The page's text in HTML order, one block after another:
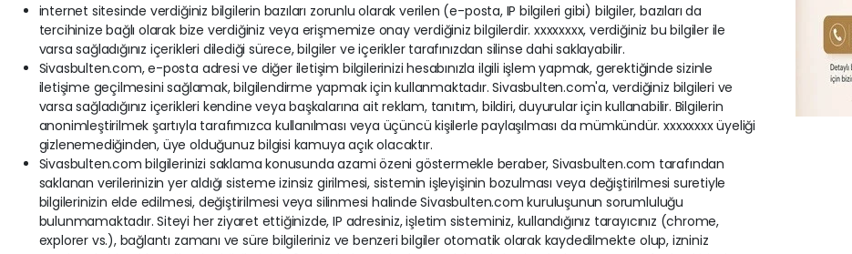
internet sitesinde verdiğiniz bilgilerin bazıları zorunlu olarak verilen (e-posta, IP bilgileri gibi) bilgiler, bazıları da
tercihinize bağlı olarak bize verdiğiniz veya erişmemize onay verdiğiniz bilgilerdir. xxxxxxxx, verdiğiniz bu bilgiler ile
varsa sağladığınız içerikleri dilediği sürece, bilgiler ve içerikler tarafınızdan silinse dahi saklayabilir.
Sivasbulten.com, e-posta adresi ve diğer iletişim bilgilerinizi hesabınızla ilgili işlem yapmak, gerektiğinde sizinle
iletişime geçilmesini sağlamak, bilgilendirme yapmak için kullanmaktadır. Sivasbulten.com'a, verdiğiniz bilgileri ve
varsa sağladığınız içerikleri kendine veya başkalarına ait reklam, tanıtım, bildiri, duyurular için kullanabilir. Bilgilerin
anonimleştirilmek şartıyla tarafımızca kullanılması veya üçüncü kişilerle paylaşılması da mümkündür. xxxxxxxx üyeliği
gizlenemediğinden, üye olduğunuz bilgisi kamuya açık olacaktır.
Sivasbulten.com bilgilerinizi saklama konusunda azami özeni göstermekle beraber, Sivasbulten.com tarafından
saklanan verilerinizin yer aldığı sisteme izinsiz girilmesi, sistemin işleyişinin bozulması veya değiştirilmesi suretiyle
bilgilerinizin elde edilmesi, değiştirilmesi veya silinmesi halinde Sivasbulten.com kuruluşunun sorumluluğu
bulunmamaktadır. Siteyi her ziyaret ettiğinizde, IP adresiniz, işletim sisteminiz, kullandığınız tarayıcınız (chrome,
explorer vs.), bağlantı zamanı ve süre bilgileriniz ve benzeri bilgiler otomatik olarak kaydedilmekte olup, izniniz